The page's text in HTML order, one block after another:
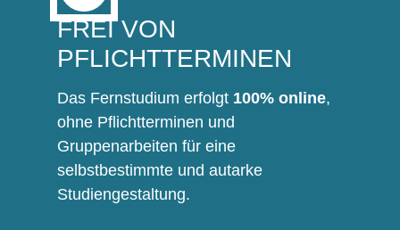
FREI VON
PFLICHTTERMINEN
Das Fernstudium erfolgt 100% online,
ohne Pflichtterminen und
Gruppenarbeiten für eine
selbstbestimmte und autarke
Studiengestaltung.